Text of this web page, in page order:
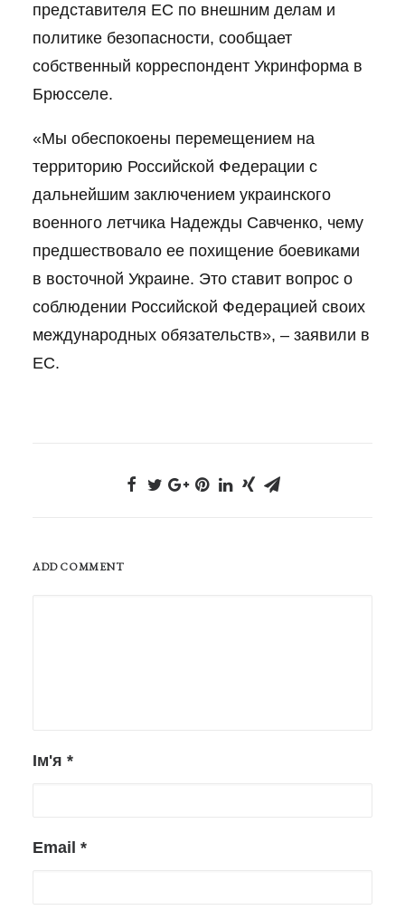
представителя ЕС по внешним делам и
политике безопасности, сообщает
собственный корреспондент Укринформа в
Брюсселе.
«Мы обеспокоены перемещением на
территорию Российской Федерации с
дальнейшим заключением украинского
военного летчика Надежды Савченко, чему
предшествовало ее похищение боевиками
в восточной Украине. Это ставит вопрос о
соблюдении Российской Федерацией своих
международных обязательств», – заявили в
ЕС.
ADD COMMENT
Ім'я *
Email *